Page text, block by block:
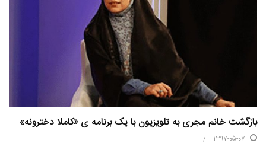
بازگشت خانم مجری به تلویزیون با یک برنامه ی «کاملا دخترونه»
1397-05-07